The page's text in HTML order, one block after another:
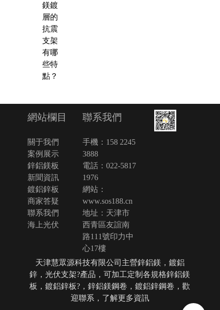
鎂鍍
層的
抗震
支架
有哪
些特
點？
網站欄目
關于我們
案例展示
新聞資訊
商家答疑
聯系我們
海上光伏
聯系我們
手機： 158 2245
3888
電話：022-5817
1976
網站：
www.sos188.cn
地址：天津市
西青區友誼南
路111號印力中
心17樓
天津慧眾源科技有限公司主營鋅鋁鎂，鍍鋁
鋅，光伏支架?產品，可加工定制各規格鋅鋁鎂
板，鍍鋁鋅板?，鋅鋁鎂鋼卷，鍍鋁鋅鋼卷，歡
迎聯系，了解更多資訊